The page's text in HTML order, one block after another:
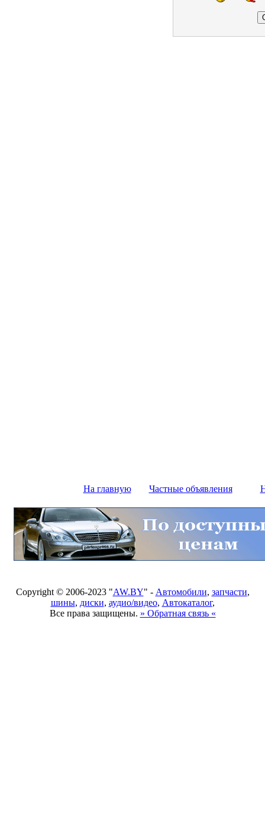
На главную Частные объявления
Copyright © 2006-2023 "AW.BY" - Автомобили, запчасти,
шины, диски, аудио/видео, Автокаталог,
Все права защищены. » Обратная связь «